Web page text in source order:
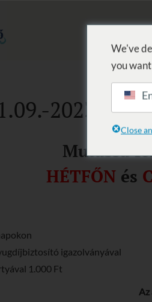
Mutassa
HÉTFŐN és
igazolványával
1.000 Ft
Az
We've
you
Close